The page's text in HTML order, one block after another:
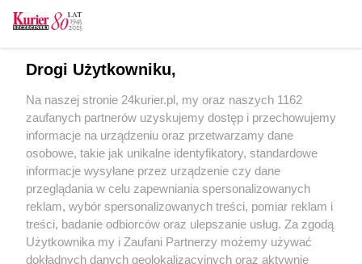
Kierowca z promilami, puszki i flaszki w
samochodzie
Butelki po alkoholu w aucie. Świadek
uniemożliwił jazdę pijanemu kierowcy
Dwa zakazy prowadzenia i ponad 3 promile w
organizmie
POGODA
13℃
Drogi Użytkowniku,
Na naszej stronie 24kurier.pl, my oraz naszych 1162
zaufanych partnerów uzyskujemy dostęp i przechowujemy
informacje na urządzeniu oraz przetwarzamy dane
osobowe, takie jak unikalne identyfikatory, standardowe
informacje wysyłane przez urządzenie czy dane
przeglądania w celu zapewniania spersonalizowanych
reklam, wybór spersonalizowanych treści, pomiar reklam i
treści, badanie odbiorców oraz ulepszanie usług. Za zgodą
Użytkownika my i Zaufani Partnerzy możemy używać
dokładnych danych geolokalizacyjnych oraz aktywnie